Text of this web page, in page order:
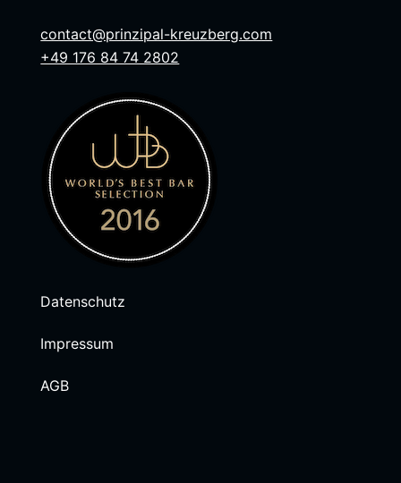
contact@prinzipal-kreuzberg.com
+49 176 84 74 2802
Datenschutz
Impressum
AGB